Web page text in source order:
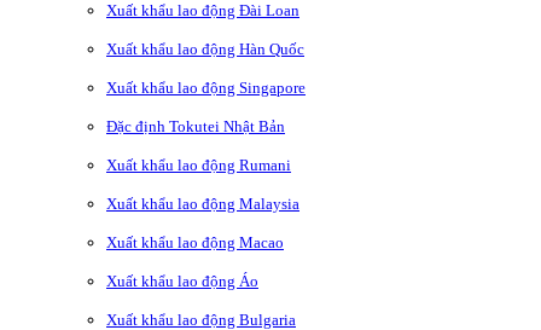
Xuất khẩu lao động Đài Loan
Xuất khẩu lao động Hàn Quốc
Xuất khẩu lao động Singapore
Đặc định Tokutei Nhật Bản
Xuất khẩu lao động Rumani
Xuất khẩu lao động Malaysia
Xuất khẩu lao động Macao
Xuất khẩu lao động Áo
Xuất khẩu lao động Bulgaria